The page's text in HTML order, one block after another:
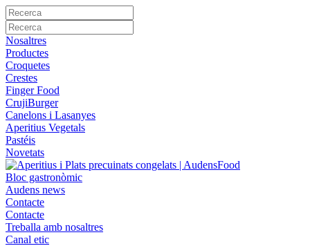
Nosaltres
Productes
Croquetes
Crestes
Finger Food
CrujiBurger
Canelons i Lasanyes
Aperitius Vegetals
Pastéis
Novetats
Bloc gastronòmic
Audens news
Contacte
Contacte
Treballa amb nosaltres
Canal etic